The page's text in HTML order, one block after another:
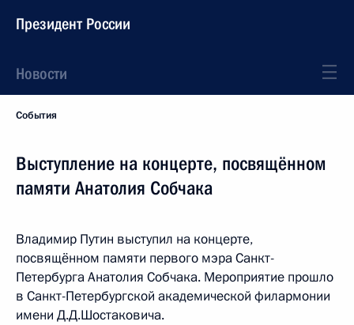
Президент России
Новости
События
Выступление на концерте, посвящённом
памяти Анатолия Собчака
Владимир Путин выступил на концерте,
посвящённом памяти первого мэра Санкт-
Петербурга Анатолия Собчака. Мероприятие прошло
в Санкт-Петербургской академической филармонии
имени Д.Д.Шостаковича.